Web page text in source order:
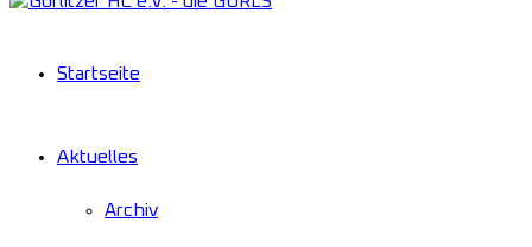
Startseite
Aktuelles
Archiv